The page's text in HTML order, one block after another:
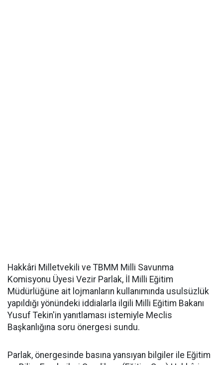
Hakkâri Milletvekili ve TBMM Milli Savunma
Komisyonu Üyesi Vezir Parlak, İl Milli Eğitim
Müdürlüğüne ait lojmanların kullanımında usulsüzlük
yapıldığı yönündeki iddialarla ilgili Milli Eğitim Bakanı
Yusuf Tekin'in yanıtlaması istemiyle Meclis
Başkanlığına soru önergesi sundu.
Parlak, önergesinde basına yansıyan bilgiler ile Eğitim